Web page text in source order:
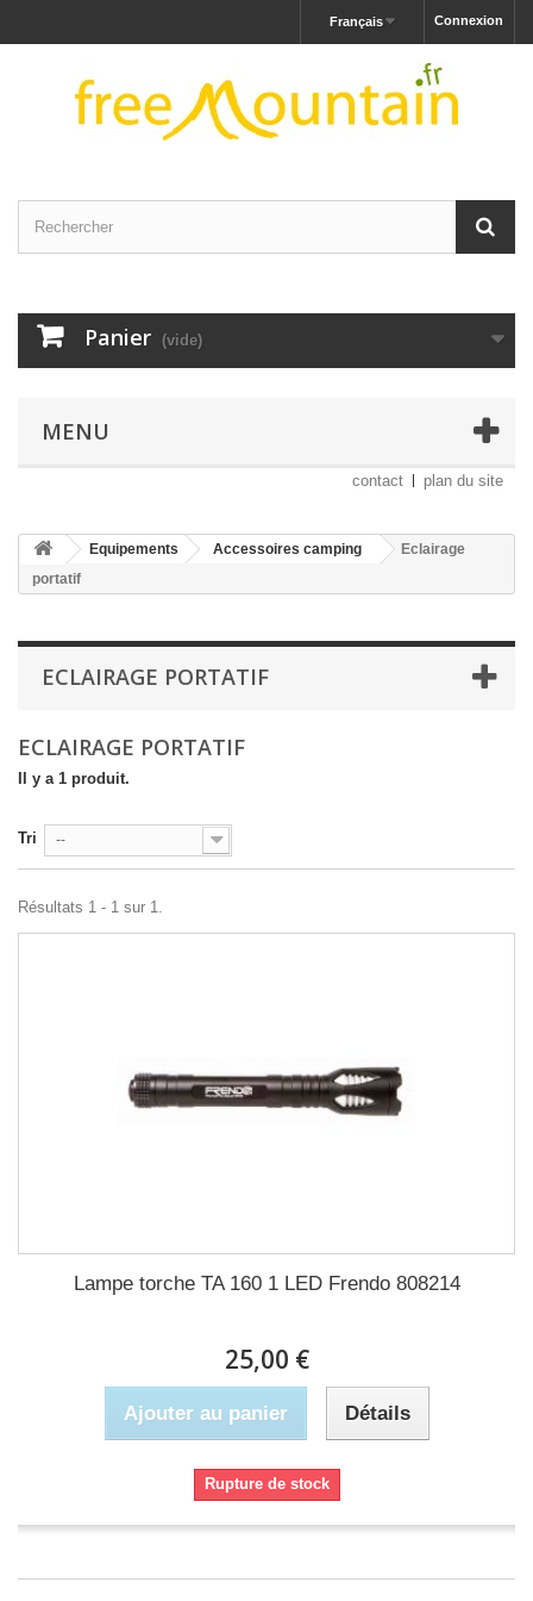
Connexion
Français
Panier (vide)
MENU
contact plan du site
Equipements Accessoires camping
Eclairage
portatif
ECLAIRAGE PORTATIF
ECLAIRAGE PORTATIF
Il y a 1 produit.
Tri --
Résultats 1 - 1 sur 1.
Lampe torche TA 160 1 LED Frendo 808214
25,00 €
Ajouter au panier Détails
Rupture de stock